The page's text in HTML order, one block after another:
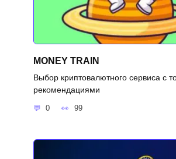
MONEY TRAIN
Выбор криптовалютного сервиса с
рекомендациями
0 99